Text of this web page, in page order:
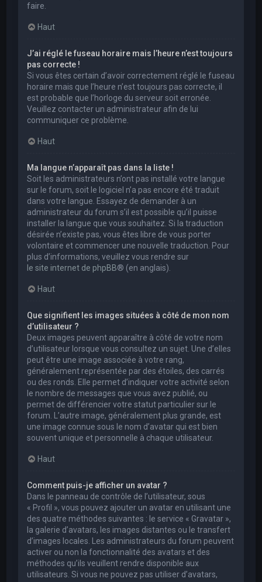
faire.
Haut
J’ai réglé le fuseau horaire mais l’heure n’est toujours
pas correcte !
Si vous êtes certain d’avoir correctement réglé le fuseau
horaire mais que l’heure n’est toujours pas correcte, il
est probable que l’horloge du serveur soit erronée.
Veuillez contacter un administrateur afin de lui
communiquer ce problème.
Haut
Ma langue n’apparaît pas dans la liste !
Soit les administrateurs n’ont pas installé votre langue
sur le forum, soit le logiciel n’a pas encore été traduit
dans votre langue. Essayez de demander à un
administrateur du forum s’il est possible qu’il puisse
installer la langue que vous souhaitez. Si la traduction
désirée n’existe pas, vous êtes libre de vous porter
volontaire et commencer une nouvelle traduction. Pour
plus d’informations, veuillez vous rendre sur
le site internet de phpBB® (en anglais).
Haut
Que signifient les images situées à côté de mon nom
d’utilisateur ?
Deux images peuvent apparaître à côté de votre nom
d’utilisateur lorsque vous consultez un sujet. Une d’elles
peut être une image associée à votre rang,
généralement représentée par des étoiles, des carrés
ou des ronds. Elle permet d’indiquer votre activité selon
le nombre de messages que vous avez publié, ou
permet de différencier votre statut particulier sur le
forum. L’autre image, généralement plus grande, est
une image connue sous le nom d’avatar qui est bien
souvent unique et personnelle à chaque utilisateur.
Haut
Comment puis-je afficher un avatar ?
Dans le panneau de contrôle de l’utilisateur, sous
« Profil », vous pouvez ajouter un avatar en utilisant une
des quatre méthodes suivantes : le service « Gravatar »,
la galerie d’avatars, les images distantes ou le transfert
d’images locales. Les administrateurs du forum peuvent
activer ou non la fonctionnalité des avatars et des
méthodes qu’ils veuillent rendre disponible aux
utilisateurs. Si vous ne pouvez pas utiliser d’avatars,